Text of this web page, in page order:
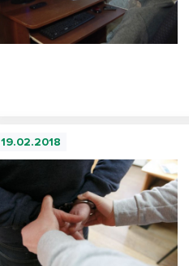
19.02.2018